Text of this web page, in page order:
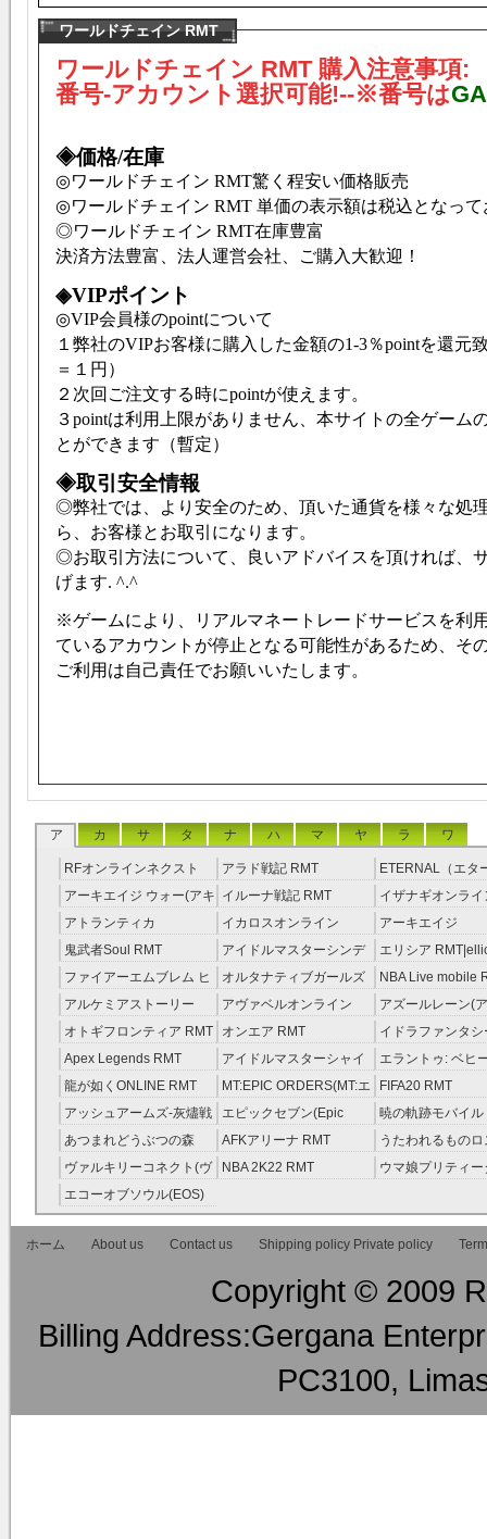
ワールドチェイン RMT
ワールドチェイン RMT 購入注意事項:
番号-アカウント選択可能!--※番号は
◈価格/在庫
◎ワールドチェイン RMT驚く程安い価格販売
◎ワールドチェイン RMT 単価の表示額は税込となって
◎ワールドチェイン RMT在庫豊富
決済方法豊富、法人運営会社、ご購入大歓迎！
◈VIPポイント
◎VIP会員様のpointについて
１弊社のVIPお客様に購入した金額の1-3％pointを還元
＝１円）
２次回ご注文する時にpointが使えます。
３pointは利用上限がありません、本サイトの全ゲーム
とができます（暫定）
◈取引安全情報
◎弊社では、より安全のため、頂いた通貨を様々な処
ら、お客様とお取引になります。
◎お取引方法について、良いアドバイスを頂ければ、
げます. ^.^
※ゲームにより、リアルマネートレードサービスを利
ているアカウントが停止となる可能性があるため、そ
ご利用は自己責任でお願いいたします。
ア カ サ タ ナ ハ マ ヤ ラ ワ
RFオンラインネクスト
RMT
アラド戦記 RMT
ETERNAL（エタ
RMT
アーキエイジ ウォー(アキ
ウオ) RMT
イルーナ戦記 RMT
イザナギオンライ
アトランティカ
RMT|Atlantica RMT
イカロスオンライン
RMT（予約制）
アーキエイジ
RMT|ArcheAge
約制）
鬼武者Soul RMT
アイドルマスターシンデ
レラガールズ(モバマス)
RMT
エリシア
RMT
ファイアーエムブレム ヒ
ーローズ(FEヒーローズ)
RMT
オルタナティブガールズ
RMT
NBA Live mobile
アルケミアストーリー
（アルスト） RMT
アヴァベルオンライン
RMT
アズールレーン(
RMT
オトギフロンティア RMT オンエア RMT
イドラファンタシ
ーサーガ RMT
Apex Legends RMT
アイドルマスターシャイ
ニーカラーズ(シャニマス)
RMT
エラントゥ: ベヒ
ピリット RMT
龍が如くONLINE RMT
MT:EPIC ORDERS(MT:エ
ピック・オーダーズ)
RMT
FIFA20 RMT
アッシュアームズ‐灰燼戦
線 RMT
エピックセブン(Epic
Seven) RMT
暁の軌跡モバイル
伝説 ） RMT
あつまれどうぶつの森
RMT
AFKアリーナ RMT
うたわれるもの
ラグ(ロスフラ)
ヴァルキリーコネクト(ヴ
ァルコネ) RMT
NBA 2K22 RMT
ウマ娘プリティー
エコーオブソウル(EOS)
RMT
ホーム
About us Contact us Shipping policy Private policy
Copyright © 2009
Billing Address:Gergana
PC3100,